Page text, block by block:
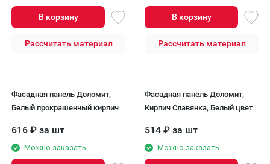
В корзину
Рассчитать материал
В корзину
Рассчитать материал
Фасадная панель Доломит,
Белый прокрашенный кирпич
616 ₽ за шт
Можно заказать
Фасадная панель Доломит,
Кирпич Славянка, Белый цвет,
514 ₽ за шт
Можно заказать